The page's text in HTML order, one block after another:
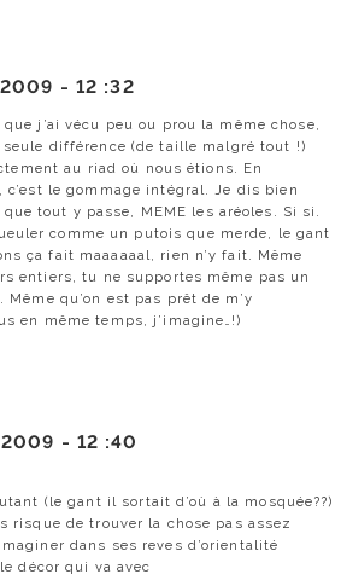
- 12 :32
j’ai vécu peu ou prou la même chose,
différence (de taille malgré tout !)
au riad où nous étions. En
c’est le gommage intégral. Je dis bien
que tout y passe, MEME les aréoles. Si si.
comme un putois que merde, le gant
ça fait maaaaaal, rien n’y fait. Même
entiers, tu ne supportes même pas un
qu’on est pas prêt de m’y
en même temps, j’imagine…!)
2009 - 12 :40
(le gant il sortait d’où à la mosquée??)
risque de trouver la chose pas assez
dans ses reves d’orientalité
décor qui va avec